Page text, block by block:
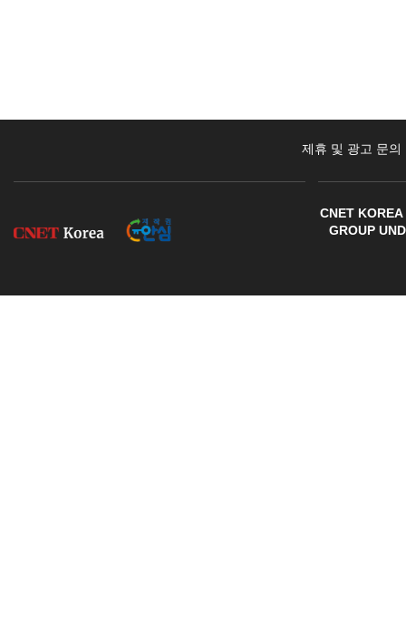
제휴 및 광고 문의
CNET
GROUP